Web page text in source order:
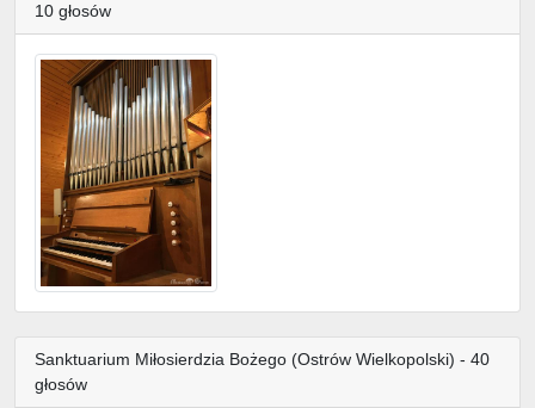
10 głosów
Sanktuarium Miłosierdzia Bożego (Ostrów Wielkopolski) - 40
głosów